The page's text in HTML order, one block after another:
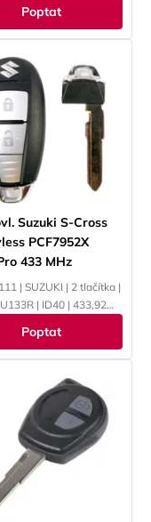
NISSAN, PEUGEOT,
SUBARU, SUZUKI,
YAMAHA
Poptat
Suzuki S-Cross
PCF7952X
433 MHz
| SUZUKI | 2 tlačítka |
| ID40 | 433,92
Poptat